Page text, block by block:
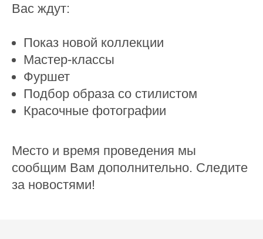
Вас ждут:
Показ новой коллекции
Мастер-классы
Фуршет
Подбор образа со стилистом
Красочные фотографии
Место и время проведения мы
сообщим Вам дополнительно. Следите
за новостями!